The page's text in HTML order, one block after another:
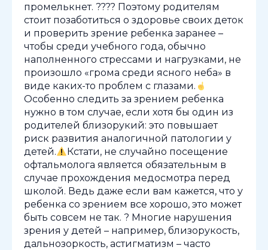
промелькнет. ???? Поэтому родителям
стоит позаботиться о здоровье своих деток
и проверить зрение ребенка заранее –
чтобы среди учебного года, обычно
наполненного стрессами и нагрузками, не
произошло «грома среди ясного неба» в
виде каких-то проблем с глазами.
Особенно следить за зрением ребенка
нужно в том случае, если хотя бы один из
родителей близорукий: это повышает
риск развития аналогичной патологии у
детей.
Кстати, не случайно посещение
офтальмолога является обязательным в
случае прохождения медосмотра перед
школой. Ведь даже если вам кажется, что у
ребенка со зрением все хорошо, это может
быть совсем не так. ? Многие нарушения
зрения у детей – например, близорукость,
дальнозоркость, астигматизм – часто